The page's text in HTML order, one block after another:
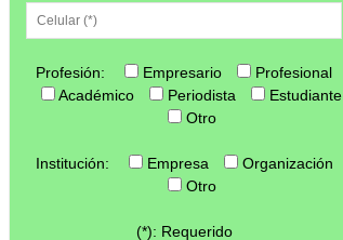
Profesión: Empresario
Profesional
Académico
Periodista
Estudiante
Otro
Institución: Empresa
Organización
Otro
(*): Requerido